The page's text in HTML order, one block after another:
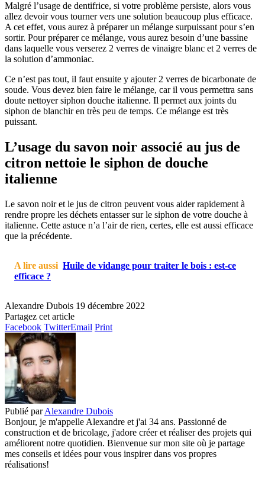
Malgré l’usage de dentifrice, si votre problème persiste, alors vous
allez devoir vous tourner vers une solution beaucoup plus efficace.
A cet effet, vous aurez à préparer un mélange surpuissant pour s’en
sortir. Pour préparer ce mélange, vous aurez besoin d’une bassine
dans laquelle vous verserez 2 verres de vinaigre blanc et 2 verres de
la solution d’ammoniac.
Ce n’est pas tout, il faut ensuite y ajouter 2 verres de bicarbonate de
soude. Vous devez bien faire le mélange, car il vous permettra sans
doute nettoyer siphon douche italienne. Il permet aux joints du
siphon de blanchir en très peu de temps. Ce mélange est très
puissant.
L’usage du savon noir associé au jus de
citron nettoie le siphon de douche
italienne
Le savon noir et le jus de citron peuvent vous aider rapidement à
rendre propre les déchets entasser sur le siphon de votre douche à
italienne. Cette astuce n’a l’air de rien, certes, elle est aussi efficace
que la précédente.
A lire aussi Huile de vidange pour traiter le bois : est-ce
efficace ?
Alexandre Dubois 19 décembre 2022
Partagez cet article
Facebook TwitterEmail Print
Publié par Alexandre Dubois
Bonjour, je m'appelle Alexandre et j'ai 34 ans. Passionné de
construction et de bricolage, j'adore créer et réaliser des projets qui
améliorent notre quotidien. Bienvenue sur mon site où je partage
mes conseils et idées pour vous inspirer dans vos propres
réalisations!